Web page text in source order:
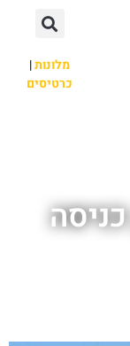
מלונות|
כרטיסים